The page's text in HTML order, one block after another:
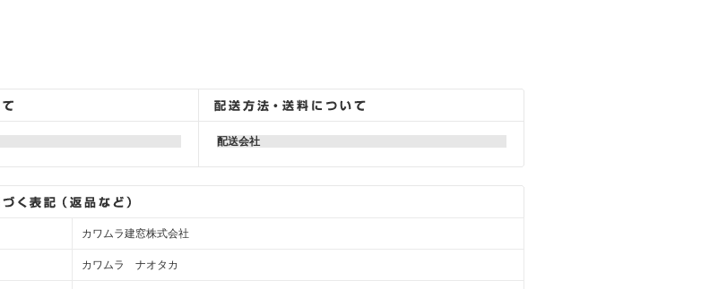
配送会社
カワムラ建窓株式会社
カワムラ ナオタカ